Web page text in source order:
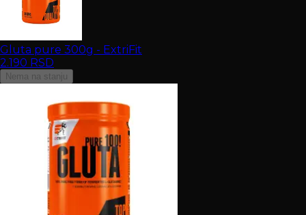
Gluta pure 300g - ExtriFit
2.190 RSD
Nema na stanju